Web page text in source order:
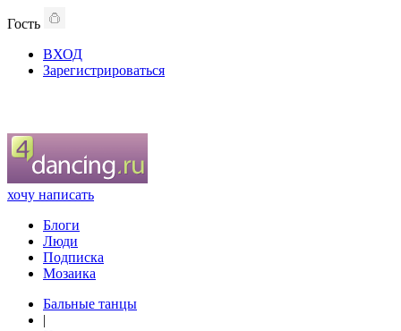
Гость
ВХОД
Зарегистрироваться
хочу написать
Блоги
Люди
Подписка
Мозаика
Бальные танцы
|